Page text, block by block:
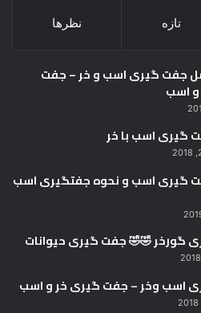
تازه نظرها
جفت گیری اسب و خر – جفت
اسب
گیری اسب با خر
گیری اسب و نحوه جفتگیری اسب
گورخر 🤣🤣 جفت گیری حیوانات
اسب وخر – جفت گیری خر و اسب